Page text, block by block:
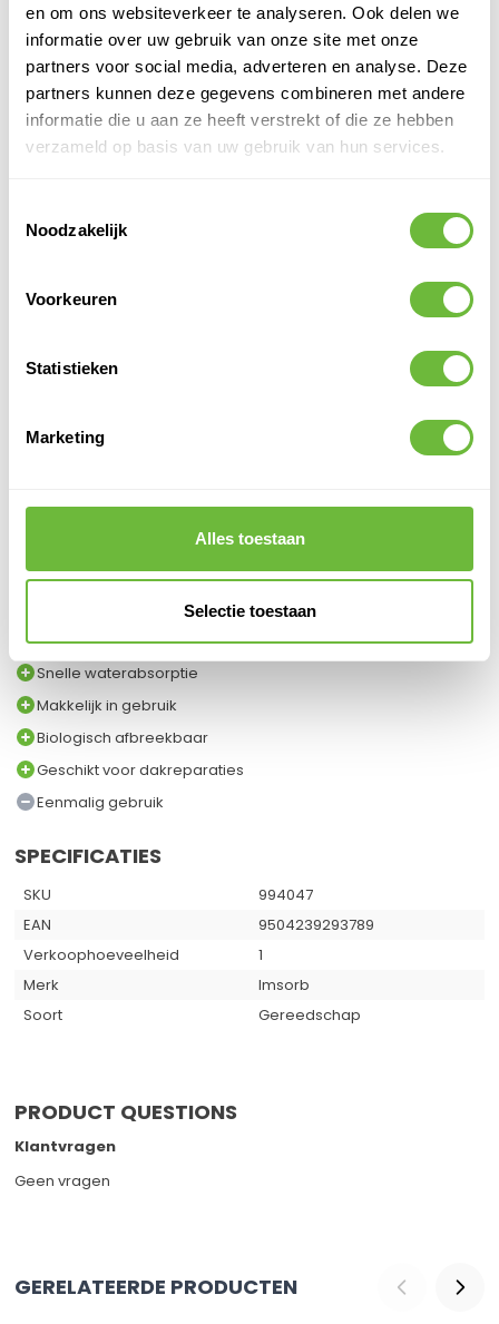
en om ons websiteverkeer te analyseren. Ook delen we
informatie over uw gebruik van onze site met onze
partners voor social media, adverteren en analyse. Deze
partners kunnen deze gegevens combineren met andere
informatie die u aan ze heeft verstrekt of die ze hebben
verzameld op basis van uw gebruik van hun services.
Noodzakelijk
Voorkeuren
Statistieken
Marketing
Alles toestaan
Selectie toestaan
VOOR EN NADELEN
Snelle waterabsorptie
Makkelijk in gebruik
Biologisch afbreekbaar
Geschikt voor dakreparaties
Eenmalig gebruik
SPECIFICATIES
SKU
994047
EAN
9504239293789
Verkoophoeveelheid
1
Merk
Imsorb
Soort
Gereedschap
PRODUCT QUESTIONS
Klantvragen
Geen vragen
VERWERKINGSTIPS
Dijkje maken – Strooi de korrels rondom de natte plek om een
barrière te vormen
Even laten intrekken – Wacht 3–5 minuten voor maximaal effect
Verwijderen – Zuig of veeg de natte korrels eenvoudig op
Gebruik een dun laagje korrels direct op de natte plek voor extra
Werk in een droge omgeving voor optimaal resultaat
Zorg dat je altijd een zak B-Smart absorptiekorrels bij de hand
Met B-Smart absorptiekorrels 800 gram maak je snel en
Eenvoudig in gebruik, milieuvriendelijk en super effectief!
GERELATEERDE PRODUCTEN